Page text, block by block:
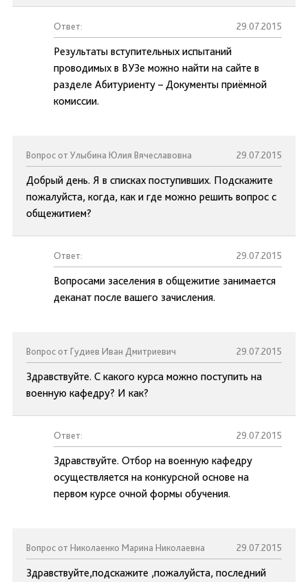
Ответ: 29.07.2015
Результаты вступительных испытаний
проводимых в ВУЗе можно найти на сайте в
разделе Абитуриенту – Документы приёмной
комиссии.
Вопрос от Улыбина Юлия Вячеславовна 29.07.2015
Добрый день. Я в списках поступивших. Подскажите
пожалуйста, когда, как и где можно решить вопрос с
общежитием?
Ответ: 29.07.2015
Вопросами заселения в общежитие занимается
деканат после вашего зачисления.
Вопрос от Гудиев Иван Дмитриевич 29.07.2015
Здравствуйте. С какого курса можно поступить на
военную кафедру? И как?
Ответ: 29.07.2015
Здравствуйте. Отбор на военную кафедру
осуществляется на конкурсной основе на
первом курсе очной формы обучения.
Вопрос от Николаенко Марина Николаевна 29.07.2015
Здравствуйте,подскажите ,пожалуйста, последний